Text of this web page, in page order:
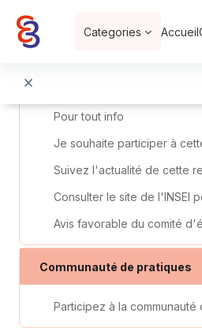
Categories Accueil
Pour tout info
Avis favorable du comité
Communauté de pratiques